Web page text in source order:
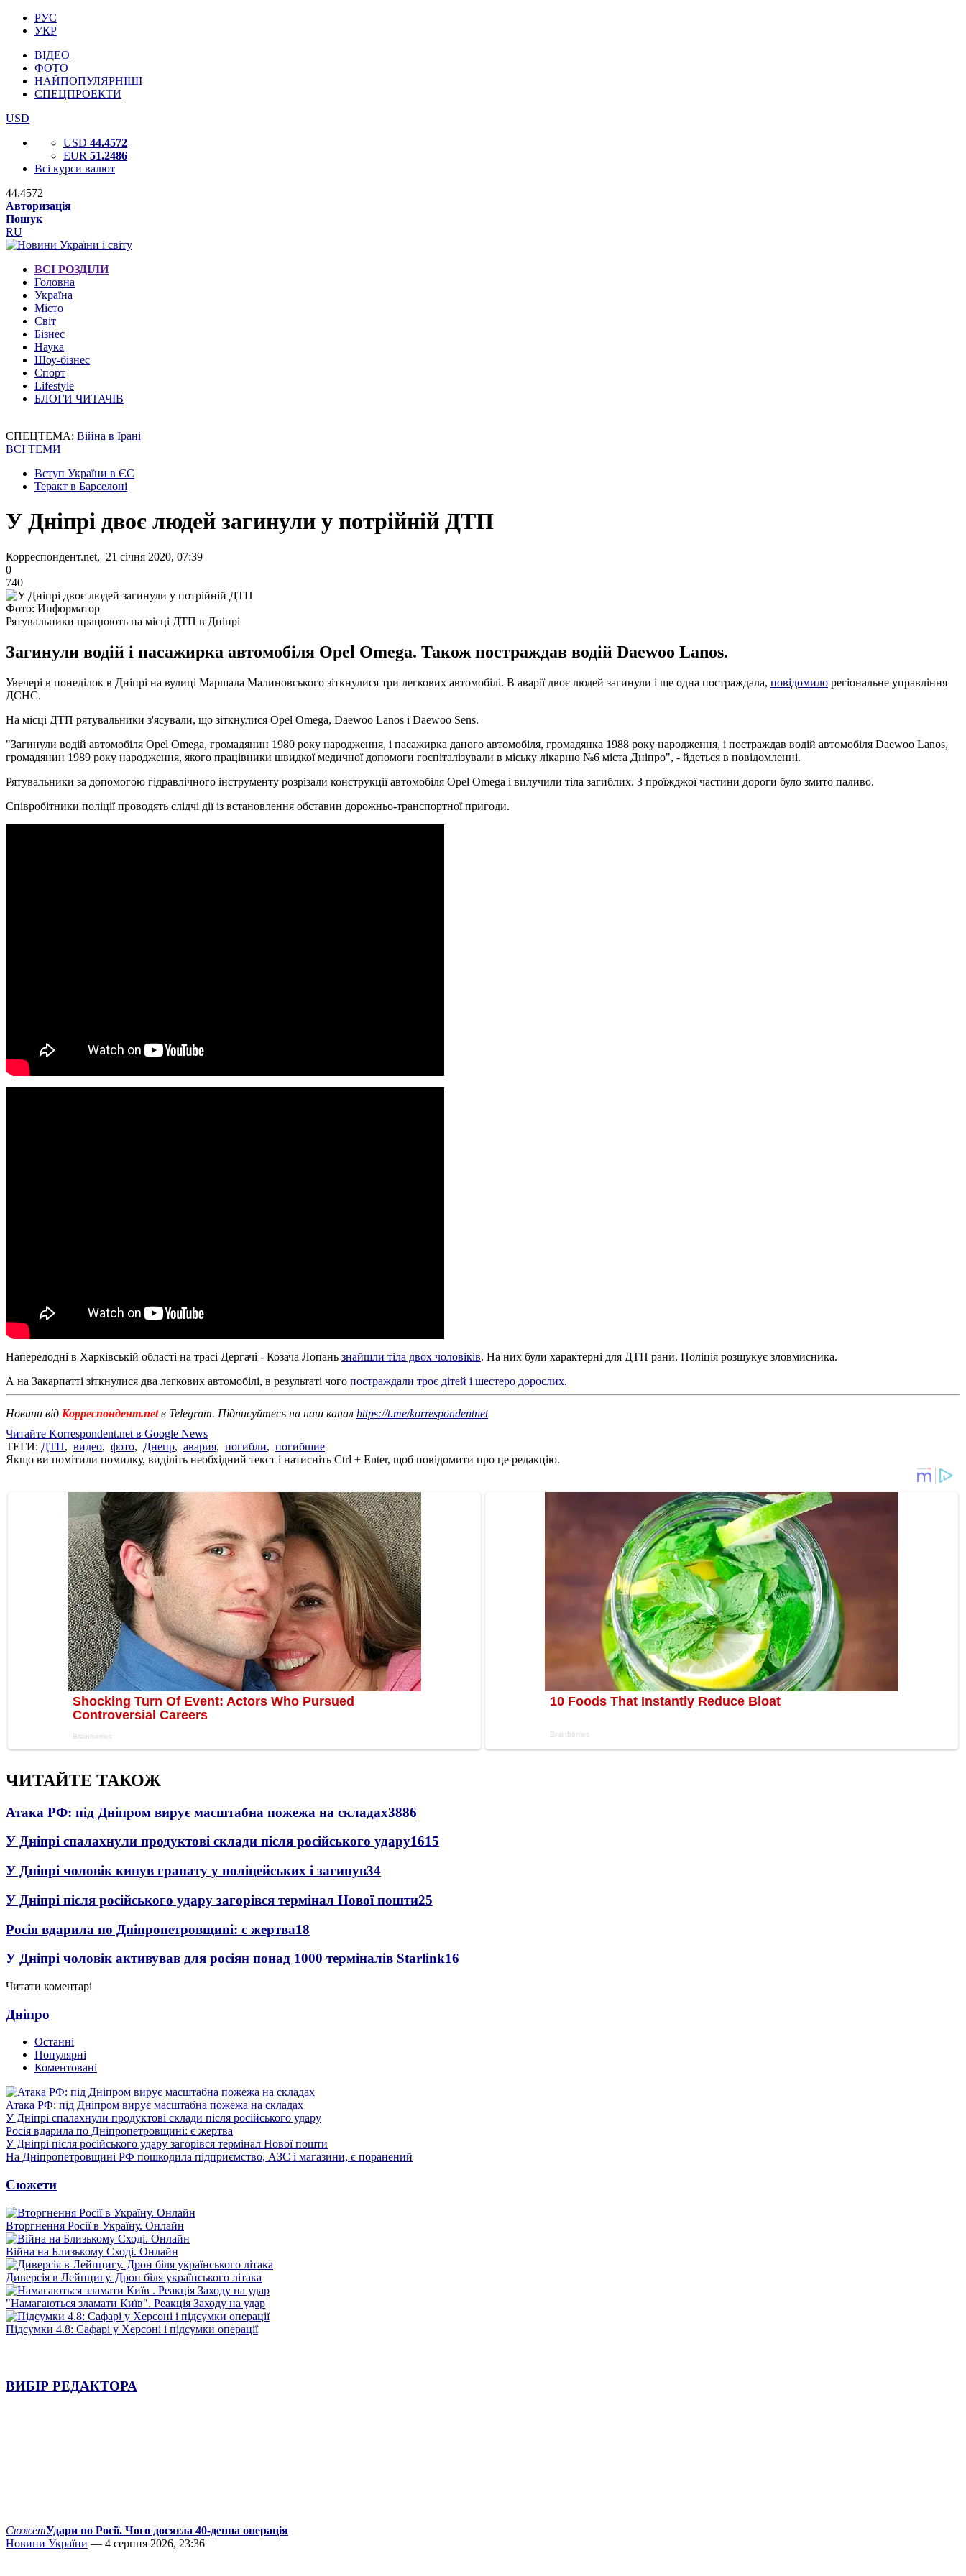
РУС
УКР
ВІДЕО
ФОТО
НАЙПОПУЛЯРНІШІ
СПЕЦПРОЕКТИ
USD
USD 44.4572
EUR 51.2486
Всі курси валют
44.4572
Авторизація
Пошук
RU
ВСІ РОЗДІЛИ
Головна
Україна
Місто
Світ
Бізнес
Наука
Шоу-бізнес
Спорт
Lifestyle
БЛОГИ ЧИТАЧІВ
СПЕЦТЕМА: Війна в Ірані
ВСІ ТЕМИ
Вступ України в ЄС
Теракт в Барселоні
У Дніпрі двоє людей загинули у потрійній ДТП
Корреспондент.net, 21 січня 2020, 07:39
0
740
Фото: Информатор
Рятувальники працюють на місці ДТП в Дніпрі
Загинули водій і пасажирка автомобіля Opel Omega. Також постраждав водій Daewoo Lanos.
Увечері в понеділок в Дніпрі на вулиці Маршала Малиновського зіткнулися три легкових автомобілі. В аварії двоє людей загинули і ще одна постраждала, повідомило регіональне управління
ДСНС.
На місці ДТП рятувальники з'ясували, що зіткнулися Opel Omega, Daewoo Lanos і Daewoo Sens.
"Загинули водій автомобіля Opel Omega, громадянин 1980 року народження, і пасажирка даного автомобіля, громадянка 1988 року народження, і постраждав водій автомобіля Daewoo Lanos,
громадянин 1989 року народження, якого працівники швидкої медичної допомоги госпіталізували в міську лікарню №6 міста Дніпро", - йдеться в повідомленні.
Рятувальники за допомогою гідравлічного інструменту розрізали конструкції автомобіля Opel Omega і вилучили тіла загиблих. З проїжджої частини дороги було змито паливо.
Співробітники поліції проводять слідчі дії із встановлення обставин дорожньо-транспортної пригоди.
Напередодні в Харківській області на трасі Дергачі - Козача Лопань знайшли тіла двох чоловіків. На них були характерні для ДТП рани. Поліція розшукує зловмисника.
А на Закарпатті зіткнулися два легкових автомобілі, в результаті чого постраждали троє дітей і шестеро дорослих.
Новини від Корреспондент.netв Telegram. Підписуйтесь на наш канал https://t.me/korrespondentnet
Читайте Korrespondent.net в Google News
ТЕГИ: ДТП, видео, фото, Днепр, авария, погибли, погибшие
Якщо ви помітили помилку, виділіть необхідний текст і натисніть Ctrl + Enter, щоб повідомити про це редакцію.
ЧИТАЙТЕ ТАКОЖ
Атака РФ: під Дніпром вирує масштабна пожежа на складах3886
У Дніпрі спалахнули продуктові склади після російського удару1615
У Дніпрі чоловік кинув гранату у поліцейських і загинув34
У Дніпрі після російського удару загорівся термінал Нової пошти25
Росія вдарила по Дніпропетровщині: є жертва18
У Дніпрі чоловік активував для росіян понад 1000 терміналів Starlink16
Читати коментарі
Дніпро
Останні
Популярні
Коментовані
Атака РФ: під Дніпром вирує масштабна пожежа на складах
У Дніпрі спалахнули продуктові склади після російського удару
Росія вдарила по Дніпропетровщині: є жертва
У Дніпрі після російського удару загорівся термінал Нової пошти
На Дніпропетровщині РФ пошкодила підприємство, АЗС і магазини, є поранений
Сюжети
Вторгнення Росії в Україну. Онлайн
Війна на Близькому Сході. Онлайн
Диверсія в Лейпцигу. Дрон біля українського літака
"Намагаються зламати Київ". Реакція Заходу на удар
Підсумки 4.8: Сафарі у Херсоні і підсумки операції
ВИБІР РЕДАКТОРА
СюжетУдари по Росії. Чого досягла 40-денна операція
Новини України — 4 серпня 2026, 23:36